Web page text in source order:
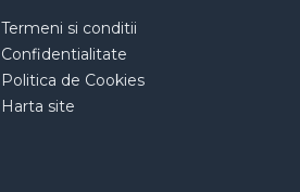
Termeni si conditii
Confidentialitate
Politica de Cookies
Harta site